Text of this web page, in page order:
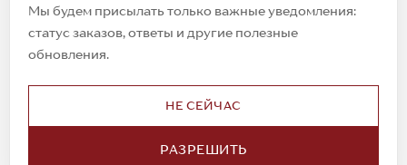
Мы будем присылать только важные уведомления:
статус заказов, ответы и другие полезные
обновления.
НЕ СЕЙЧАС
РАЗРЕШИТЬ
© 2023. AIT Shoes
Все права защищены
Обмен и возврат